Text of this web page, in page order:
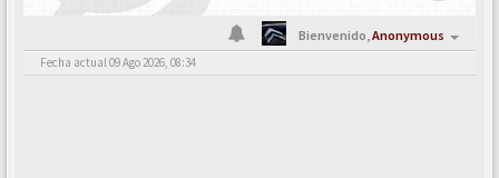
Bienvenido,Anonymous
Fecha actual 09 Ago 2026, 08:34